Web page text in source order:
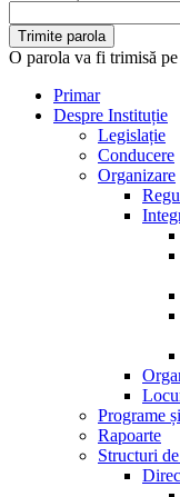
O parola va fi trimisă
Primar
Despre Instituție
Legislație
Conducere
Organizare
Programe
Rapoarte
Structuri